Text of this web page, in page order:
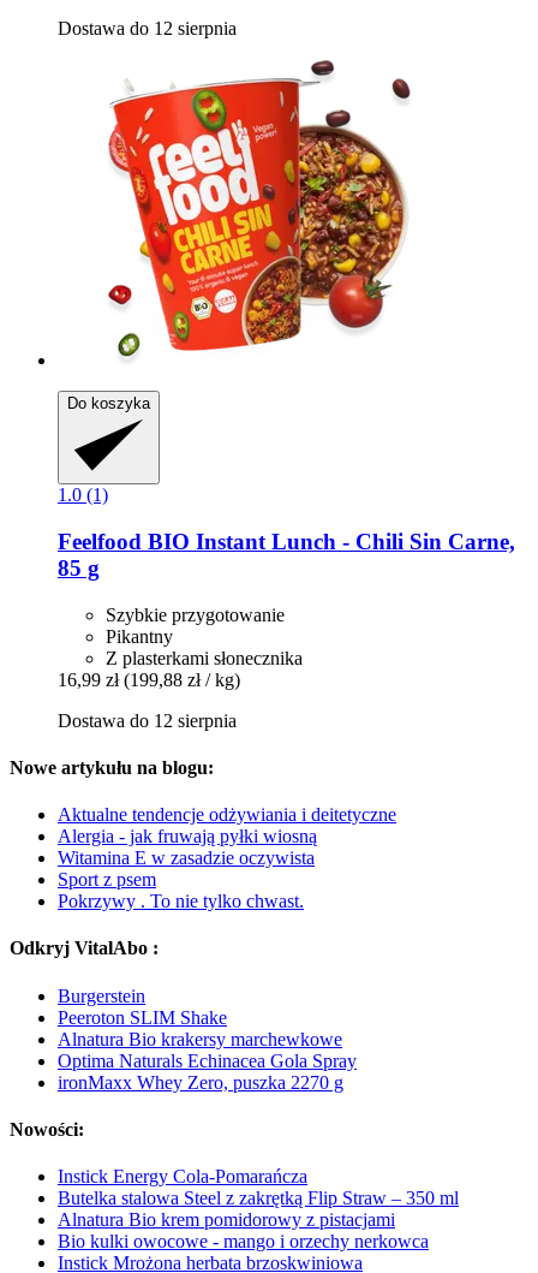
Dostawa do 12 sierpnia
Do koszyka
1.0 (1)
Feelfood BIO Instant Lunch -​ Chili Sin Carne,
85 g
Szybkie przygotowanie
Pikantny
Z plasterkami słonecznika
16,99 zł (199,88 zł / kg)
Dostawa do 12 sierpnia
Nowe artykułu na blogu:
Aktualne tendencje odżywiania i deitetyczne
Alergia - jak fruwają pyłki wiosną
Witamina E w zasadzie oczywista
Sport z psem
Pokrzywy . To nie tylko chwast.
Odkryj VitalAbo :
Burgerstein
Peeroton SLIM Shake
Alnatura Bio krakersy marchewkowe
Optima Naturals Echinacea Gola Spray
ironMaxx Whey Zero, puszka 2270 g
Nowości:
Instick Energy Cola-Pomarańcza
Butelka stalowa Steel z zakrętką Flip Straw – 350 ml
Alnatura Bio krem pomidorowy z pistacjami
Bio kulki owocowe - mango i orzechy nerkowca
Instick Mrożona herbata brzoskwiniowa